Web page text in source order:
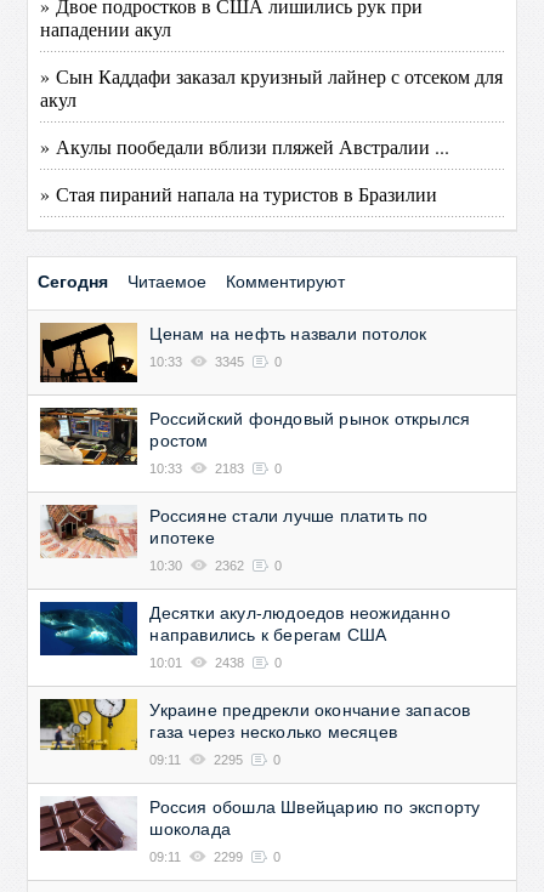
нападении акул
» Сын Каддафи заказал круизный лайнер с отсеком для
акул
» Акулы пообедали вблизи пляжей Австралии ...
» Стая пираний напала на туристов в Бразилии
Сегодня Читаемое Комментируют
Ценам на нефть назвали потолок
10:33 3345 0
Российский фондовый рынок открылся
ростом
10:33 2183 0
Россияне стали лучше платить по
ипотеке
10:30 2362 0
Десятки акул-людоедов неожиданно
направились к берегам США
10:01 2438 0
Украине предрекли окончание запасов
газа через несколько месяцев
09:11 2295 0
Россия обошла Швейцарию по экспорту
шоколада
09:11 2299 0